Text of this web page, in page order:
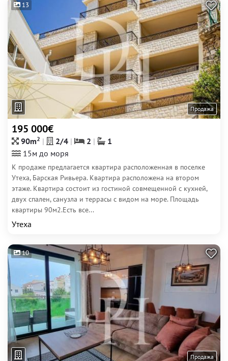
13
Продажа
195 000€
90m2 2/4 2
1
15м до моря
К продаже предлагается квартира расположенная в поселке
Утеха, Барская Ривьера. Квартира расположена на втором
этаже. Квартира состоит из гостиной совмещенной с кухней,
двух спален, санузла и террасы с видом на море. Площадь
квартиры 90м2.Есть все...
Утеха
10
Продажа